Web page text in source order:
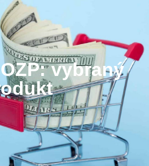
vybraný